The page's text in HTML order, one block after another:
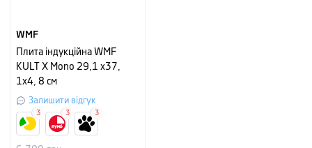
WMF
Плита індукційна WMF
KULT X Mono 29,1 х37,
1х4, 8 см
Залишити відгук
3 3 3